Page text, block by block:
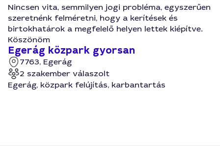
Nincsen vita, semmilyen jogi probléma, egyszerűen
szeretnénk felméretni, hogy a kerítések és
birtokhatárok a megfelelő helyen lettek kiépítve.
Köszönöm
Egerág közpark gyorsan
7763, Egerág
2 szakember válaszolt
Egerág, közpark felújítás, karbantartás